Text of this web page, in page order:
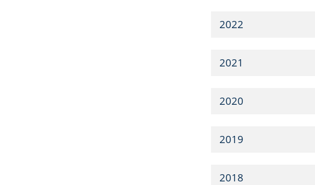
2022
2021
2020
2019
2018